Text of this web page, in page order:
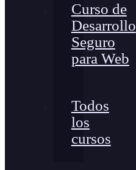
Curso de
Desarrollo
Seguro
para Web
Todos
los
cursos